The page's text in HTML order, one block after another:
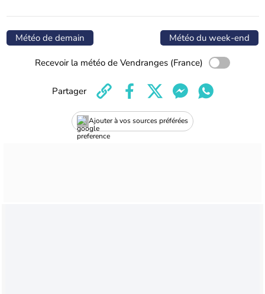
Météo de demain Météo du week-end
Recevoir la météo de Vendranges (France)
Ajouter à vos sources préférées
Partager